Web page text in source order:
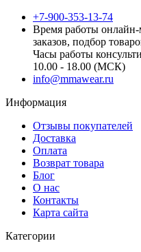
+7-900-353-13-74
Время работы
заказов, подбор
Часы работы
10.00 - 18.00 (МСК)
info@mmawear.ru
Информация
Отзывы покупателей
Доставка
Оплата
Возврат товара
Блог
О нас
Контакты
Карта сайта
Категории